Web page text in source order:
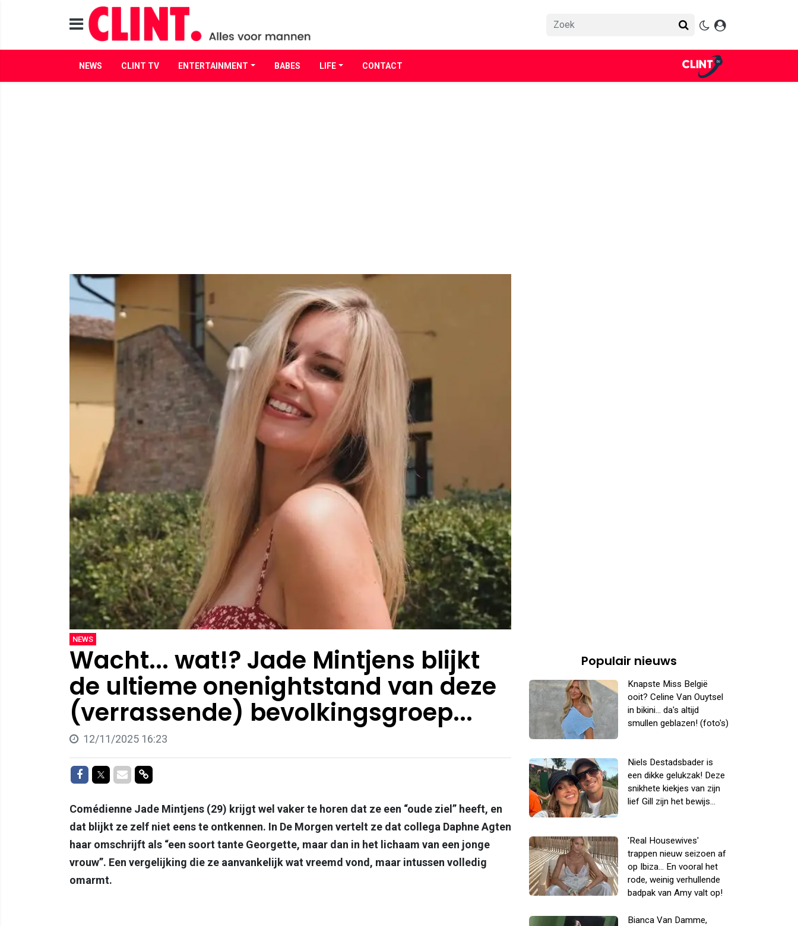
NEWS CLINT TV ENTERTAINMENT BABES LIFE CONTACT
NEWS
Wacht... wat!? Jade Mintjens blijkt
de ultieme onenightstand van deze
(verrassende) bevolkingsgroep...
12/11/2025 16:23
Delen op Facebook
Delen op Twitter
Delen via Mail
Delen via link
Comédienne Jade Mintjens (29) krijgt wel vaker te horen dat ze een “oude ziel” heeft, en
dat blijkt ze zelf niet eens te ontkennen. In De Morgen vertelt ze dat collega Daphne Agten
haar omschrijft als “een soort tante Georgette, maar dan in het lichaam van een jonge
vrouw”. Een vergelijking die ze aanvankelijk wat vreemd vond, maar intussen volledig
omarmt.
Populair nieuws
Knapste Miss België
ooit? Celine Van Ouytsel
in bikini... da's altijd
smullen geblazen! (foto's)
Niels Destadsbader is
een dikke gelukzak! Deze
snikhete kiekjes van zijn
lief Gill zijn het bewijs...
'Real Housewives'
trappen nieuw seizoen af
op Ibiza... En vooral het
rode, weinig verhullende
badpak van Amy valt op!
Bianca Van Damme,